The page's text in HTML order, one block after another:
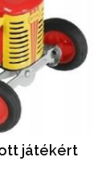
játékért